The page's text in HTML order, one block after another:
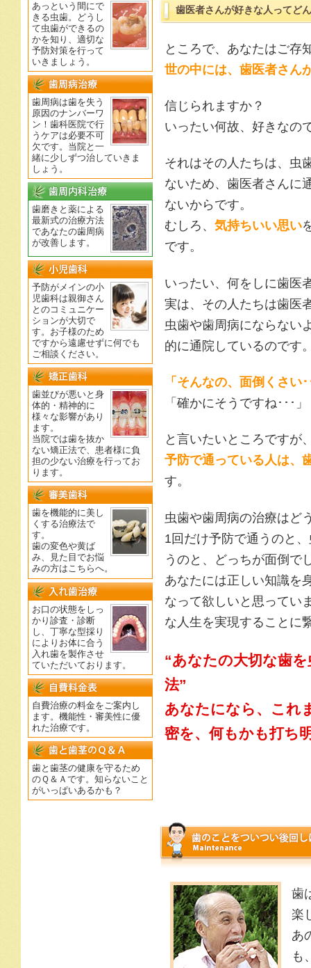
歯医者さんが好きな人ってど
ところで、あなたはご存
世の中には、歯医者さん
信じられますか？
いったい何故、好きなの
それはその人たちは、虫
ないため、歯医者さんに
ないからです。
むしろ、 気持ちいい思い
です。
いったい、何をしに歯医
実は、その人たちは歯医
虫歯や歯周病にならない
的に通院しているのです
「そんなの、面倒くさい･
「確かにそうですね･･･」
と言いたいところですが
予防で通っている人は、
す。
虫歯や歯周病の治療はど
1回だけ予防で通うのと
うのと、どっちが面倒で
あなたには正しい知識を
なって欲しいと思ってい
な人生を実現することに
“あなたの大切な歯
法”
あなたになら、これ
密を、何もかも打ち
歯
楽
あ
も
あっという間にで
きる虫歯。どうし
て虫歯ができるの
かを知り、適切な
予防対策を行って
いきましょう。
歯周病は歯を失う
原因のナンバーワ
ン！歯科医院で行
うケアは必要不可
欠です。当院と一
緒に少しずつ治していきま
しょう。
歯磨きと薬による
最新式の治療方法
であなたの歯周病
が改善します。
予防がメインの小
児歯科は親御さん
とのコミュニケー
ションが大切で
す。お子様のため
ですから遠慮せずに何でも
ご相談ください。
歯並びが悪いと身
体的・精神的に
様々な影響があり
ます。
当院では歯を抜か
ない矯正法で、患者様に負
担の少ない治療を行ってお
ります。
歯を機能的に美し
くする治療法で
す。
歯の変色や黄ば
み、見た目でお悩
みの方はこちらへ。
お口の状態をしっ
かり診査・診断
し、丁寧な型採り
によりお体に合う
入れ歯を製作させ
ていただいております。
自費治療の料金をご案内し
ます。機能性・審美性に優
れた治療です。
歯と歯茎の健康を守るため
のＱ＆Ａです。知らないこと
がいっぱいあるかも？